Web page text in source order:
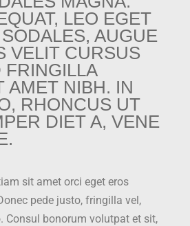
LEO EGET
AUGUE
VELIT CURSUS
FRINGILLA
AMET NIBH. IN
RHONCUS UT
DIET A, VENE
sit amet orci eget eros
pede justo, fringilla vel,
Consul bonorum volutpat et sit,